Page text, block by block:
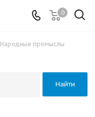
0
Народные промыслы
Найти